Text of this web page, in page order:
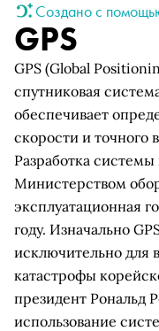
Создано с
GPS
GPS (Global
спутниковая
обеспечивает
скорости и точного
Разработка системы
Министерством
эксплуатационная
году. Изначально
исключительно для
катастрофы
президент Рональд
использование